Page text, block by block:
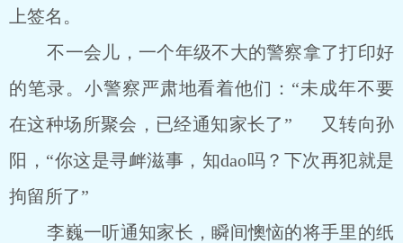
上签名。
不一会儿，一个年级不大的警察拿了打印好
的笔录。小警察严肃地看着他们：“未成年不要
在这种场所聚会，已经通知家长了” 又转向孙
阳，“你这是寻衅滋事，知dao吗？下次再犯就是
拘留所了”
李巍一听通知家长，瞬间懊恼的将手里的纸